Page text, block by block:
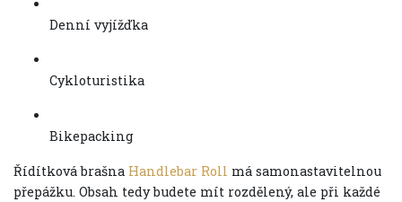
Denní vyjížďka
Cykloturistika
Bikepacking
Řídítková brašna Handlebar Roll má samonastavitelnou
přepážku. Obsah tedy budete mít rozdělený, ale při každé